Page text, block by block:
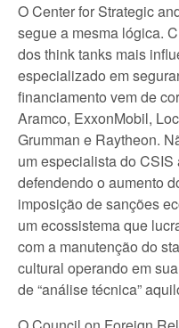
O Center for Strategic
segue a mesma lógica.
dos think tanks mais
especializado em
financiamento vem de
Aramco, ExxonMobil,
Grumman e Raytheon.
um especialista do
defendendo o aumento
imposição de sanções
um ecossistema que
com a manutenção do
cultural operando em
de “análise técnica”